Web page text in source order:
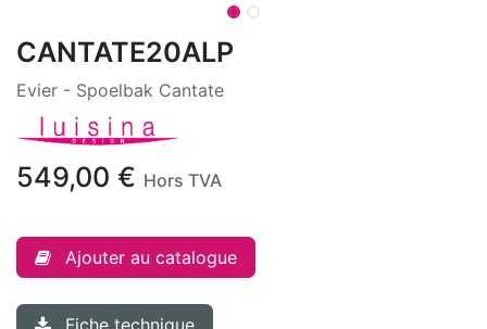
CANTATE20ALP
Evier - Spoelbak Cantate
549,00 € Hors TVA
Ajouter au catalogue